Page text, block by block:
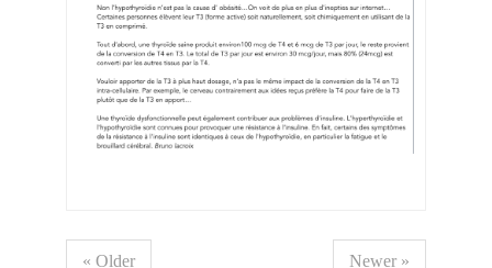
« Older Newer »